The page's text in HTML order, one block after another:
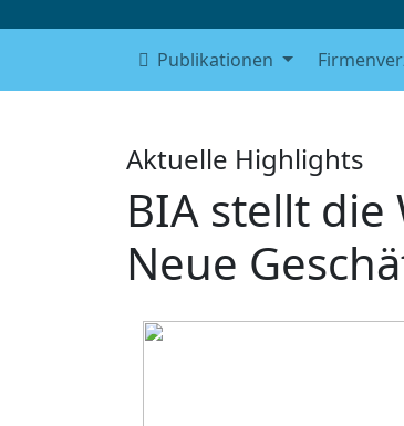
Publikationen
Aktuelle Highlights
BIA stellt
Neue